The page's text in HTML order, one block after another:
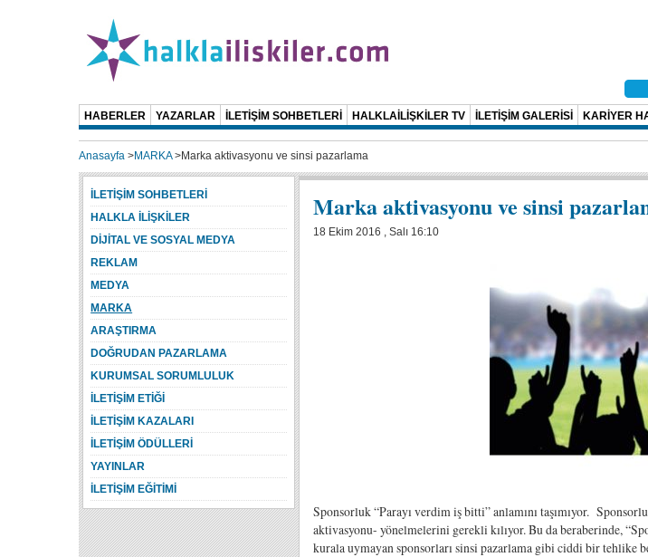
HABERLER YAZARLAR İLETİŞİM SOHBETLERİ HALKLAİLİŞKİLER TV İLETİŞİM GALERİSİ KARİYER
Anasayfa >MARKA>Marka aktivasyonu ve sinsi pazarlama
Marka aktivasyonu ve sinsi
18 Ekim 2016 , Salı 16:10
Sponsorluk “Parayı verdim iş bitti” anlamını taşımıyor.
aktivasyonu- yönelmelerini gerekli kılıyor. Bu da beraberinde,
kurala uymayan sponsorları sinsi pazarlama gibi ciddi bir tehlike
İLETİŞİM SOHBETLERİ
HALKLA İLİŞKİLER
DİJİTAL VE SOSYAL MEDYA
REKLAM
MEDYA
MARKA
ARAŞTIRMA
DOĞRUDAN PAZARLAMA
KURUMSAL SORUMLULUK
İLETİŞİM ETİĞİ
İLETİŞİM KAZALARI
İLETİŞİM ÖDÜLLERİ
YAYINLAR
İLETİŞİM EĞİTİMİ